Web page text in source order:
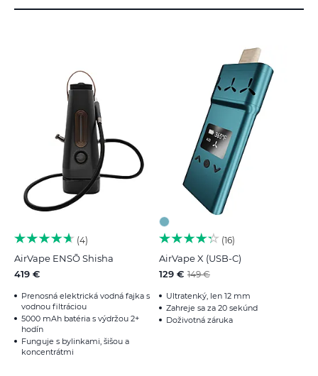
4
AirVape ENSŌ Shisha
419 €
Prenosná elektrická vodná fajka s
vodnou filtráciou
5000 mAh batéria s výdržou 2+
hodín
Funguje s bylinkami, šišou a
koncentrátmi
16
AirVape X (USB-C)
129 € 149 €
Ultratenký, len 12 mm
Zahreje sa za 20 sekúnd
Doživotná záruka